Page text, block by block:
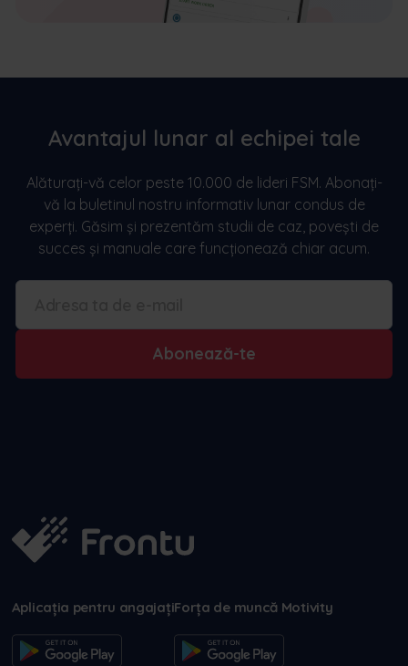
Avantajul lunar al echipei tale
Alăturați-vă celor peste 10.000 de lideri FSM. Abonați-
vă la buletinul nostru informativ lunar condus de
experți. Găsim și prezentăm studii de caz, povești de
succes și manuale care funcționează chiar acum.
Abonează-te
Aplicația pentru angajațiForța de muncă Motivity